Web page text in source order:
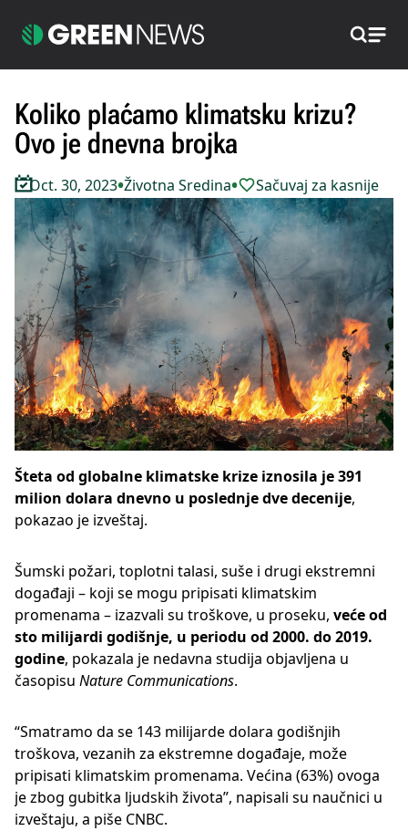
Pretraži
Koliko plaćamo klimatsku krizu?
Ovo je dnevna brojka
Oct. 30, 2023•Životna Sredina• Sačuvaj za kasnije
Šteta od globalne klimatske krize iznosila je 391
milion dolara dnevno u poslednje dve decenije,
pokazao je izveštaj.
Šumski požari, toplotni talasi, suše i drugi ekstremni
događaji – koji se mogu pripisati klimatskim
promenama – izazvali su troškove, u proseku, veće od
sto milijardi godišnje, u periodu od 2000. do 2019.
godine, pokazala je nedavna studija objavljena u
časopisu Nature Communications.
“Smatramo da se 143 milijarde dolara godišnjih
troškova, vezanih za ekstremne događaje, može
pripisati klimatskim promenama. Većina (63%) ovoga
je zbog gubitka ljudskih života”, napisali su naučnici u
izveštaju, a piše CNBC.